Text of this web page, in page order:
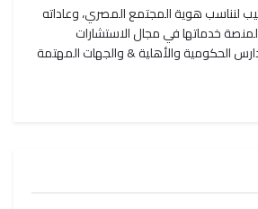
لنناسب هوية المجتمع المصري، وعاداته
خدماتها في مجال الاستشارات
الحكومية والأهلية & والجهات المهتمة